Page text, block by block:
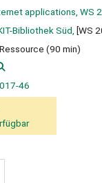
applications, WS
Bibliothek Süd, [WS
(90 min)
46